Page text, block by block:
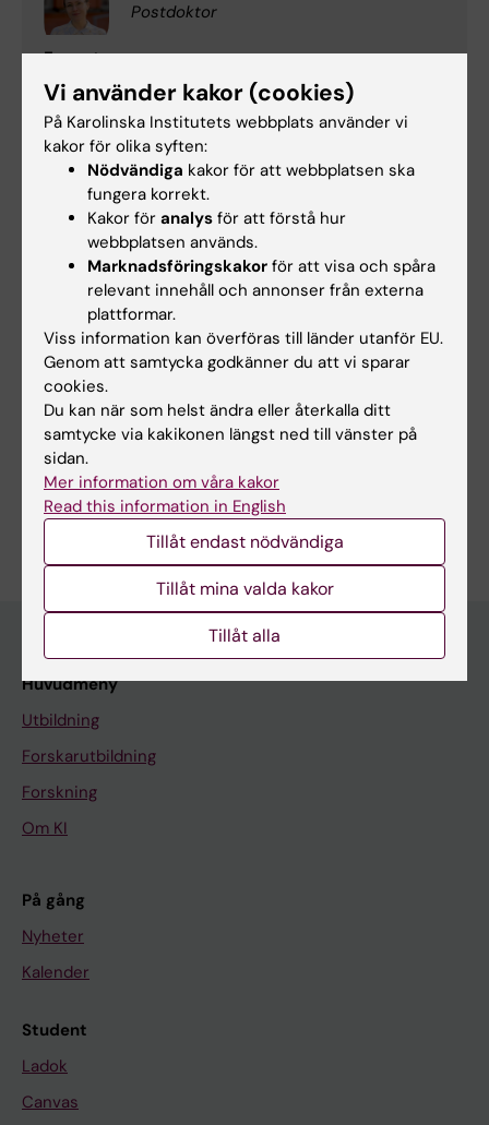
Postdoktor
E-post:
emma.eliasson@ki.se
Hade du nytta av informationen på denna sida?
Yes
No
Innehållsgranskare:
Emma Eliasson
Redaktör:
Sidan uppdaterad:2026-03-03
Dela
Huvudmeny
Utbildning
Forskarutbildning
Forskning
Om KI
På gång
Nyheter
Kalender
Student
Ladok
Canvas
Vi använder kakor (cookies)
På Karolinska Institutets webbplats använder vi
kakor för olika syften:
Nödvändiga kakor för att webbplatsen ska
fungera korrekt.
Kakor för analys för att förstå hur
webbplatsen används.
Marknadsföringskakor för att visa och spåra
relevant innehåll och annonser från externa
plattformar.
Viss information kan överföras till länder utanför EU.
Genom att samtycka godkänner du att vi sparar
cookies.
Du kan när som helst ändra eller återkalla ditt
samtycke via kakikonen längst ned till vänster på
sidan.
Mer information om våra kakor
Read this information in English
Tillåt endast nödvändiga
Tillåt mina valda kakor
Tillåt alla